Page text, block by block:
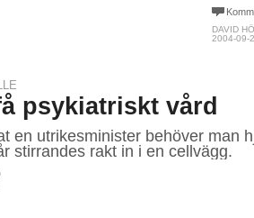
DAVID
2004-09-
psykiatriskt vård
en utrikesminister behöver man
stirrandes rakt in i en cellvägg.